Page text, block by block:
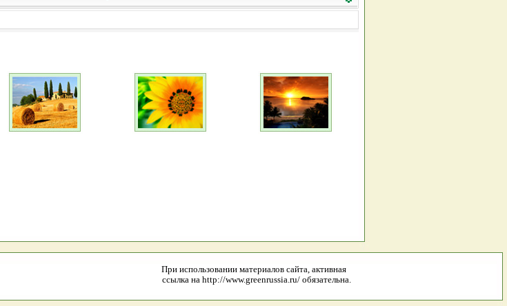
При использовании материалов сайта, активная
ссылка на http://www.greenrussia.ru/ обязательна.